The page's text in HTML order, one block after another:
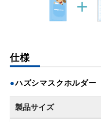
仕様
ハズシマスクホルダー
製品サイズ